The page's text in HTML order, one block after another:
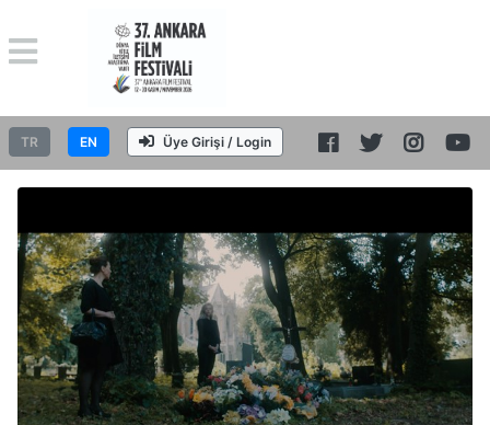
TR EN Üye Girişi / Login